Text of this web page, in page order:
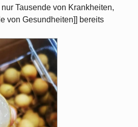
Tausende von Krankheiten,
von Gesundheiten]] bereits